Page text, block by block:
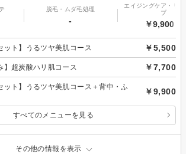
脱毛・ムダ毛処理
-
エイジングケア・リ
プ
￥9,900～
ット】うるツヤ美肌コース ￥5,500
】超炭酸ハリ肌コース ￥7,700
ット】うるツヤ美肌コース＋背中・ふ
￥9,900
すべてのメニューを見る
その他の情報を表示